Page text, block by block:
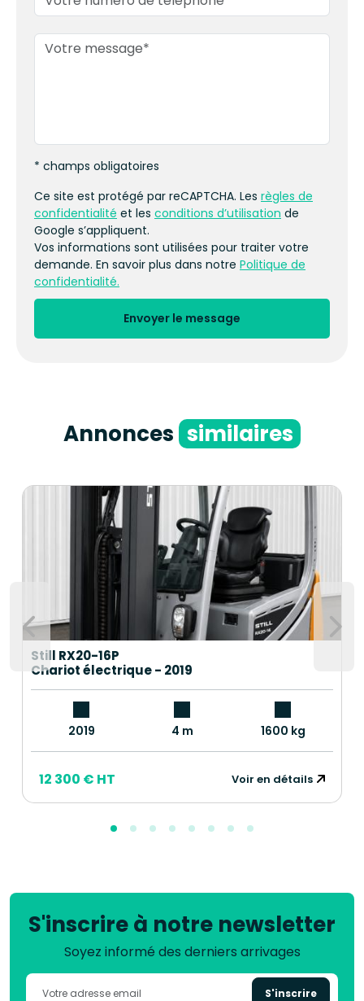
* champs obligatoires
Ce site est protégé par reCAPTCHA. Les règles de
confidentialité et les conditions d’utilisation de
Google s’appliquent.
Vos informations sont utilisées pour traiter votre
demande. En savoir plus dans notre Politique de
confidentialité.
Envoyer le message
Annonces similaires
Still RX20-16P
Chariot électrique - 2019
2019 4 m 1600 kg
12 300 € HT Voir en détails
S'inscrire à notre newsletter
Soyez informé des derniers arrivages
S'inscrire